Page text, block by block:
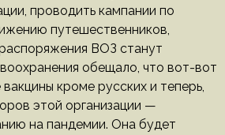
проводить кампании по
путешественников,
ВОЗ станут
обещало, что вот-вот
кроме русских и теперь,
этой организации —
на пандемии. Она будет